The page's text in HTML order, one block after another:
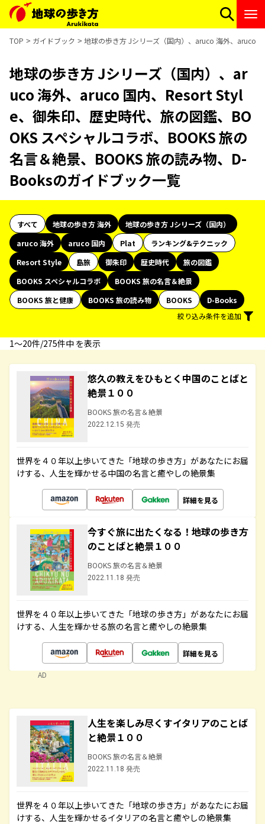
TOP ガイドブック 地球の歩き方 Jシリーズ（国内）、aruco 海外、aruco
地球の歩き方 Jシリーズ（国内）、ar
uco 海外、aruco 国内、Resort Styl
e、御朱印、歴史時代、旅の図鑑、BO
OKS スペシャルコラボ、BOOKS 旅の
名言＆絶景、BOOKS 旅の読み物、D-
Booksのガイドブック一覧
すべて 地球の歩き方 海外
地球の歩き方 Jシリーズ（国内）
aruco 海外
aruco 国内 Plat
ランキング&テクニック
Resort Style
島旅 御朱印 歴史時代
旅の図鑑
BOOKS スペシャルコラボ
BOOKS 旅の名言＆絶景
BOOKS 旅と健康
BOOKS 旅の読み物 BOOKS
D-Books
絞り込み条件を追加
1〜20件/275件中 を表示
悠久の教えをひもとく中国のことばと
絶景１００
BOOKS 旅の名言＆絶景
2022.12.15 発売
世界を４０年以上歩いてきた「地球の歩き方」があなたにお届
けする、人生を輝かせる中国の名言と癒やしの絶景集
詳細を見る
今すぐ旅に出たくなる！地球の歩き方
のことばと絶景１００
BOOKS 旅の名言＆絶景
2022.11.18 発売
世界を４０年以上歩いてきた「地球の歩き方」があなたにお届
けする、人生を輝かせる旅の名言と癒やしの絶景集
詳細を見る
AD
人生を楽しみ尽くすイタリアのことば
と絶景１００
BOOKS 旅の名言＆絶景
2022.11.18 発売
世界を４０年以上歩いてきた「地球の歩き方」があなたにお届
けする、人生を輝かせるイタリアの名言と癒やしの絶景集